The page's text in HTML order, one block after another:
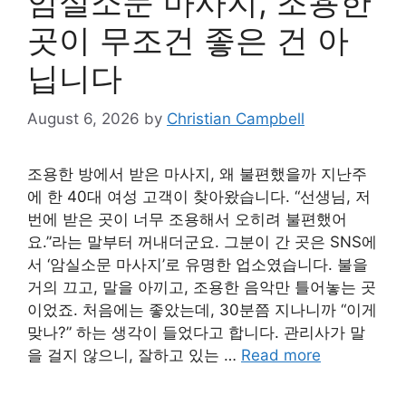
곳이 무조건 좋은 건 아
닙니다
August 6, 2026 by Christian Campbell
조용한 방에서 받은 마사지, 왜 불편했을까 지난주
에 한 40대 여성 고객이 찾아왔습니다. “선생님, 저
번에 받은 곳이 너무 조용해서 오히려 불편했어
요.”라는 말부터 꺼내더군요. 그분이 간 곳은 SNS에
서 ‘암실소문 마사지’로 유명한 업소였습니다. 불을
거의 끄고, 말을 아끼고, 조용한 음악만 틀어놓는 곳
이었죠. 처음에는 좋았는데, 30분쯤 지나니까 “이게
맞나?” 하는 생각이 들었다고 합니다. 관리사가 말
을 걸지 않으니, 잘하고 있는 … Read more